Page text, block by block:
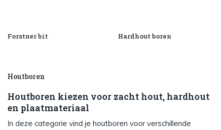
Forstner bit Hardhout boren
Houtboren
Houtboren kiezen voor zacht hout, hardhout
en plaatmateriaal
In deze categorie vind je houtboren voor verschillende